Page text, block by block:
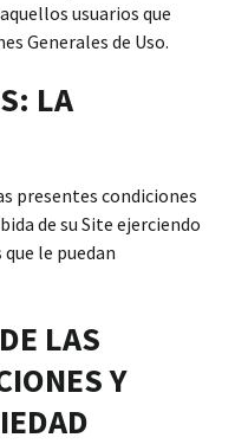
usuarios que
Generales de Uso.
LA
presentes condiciones
de su Site ejerciendo
le puedan
LAS
Y